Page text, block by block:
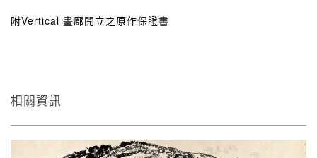
附Vertical 畫廊開立之原作保證書
相關資訊